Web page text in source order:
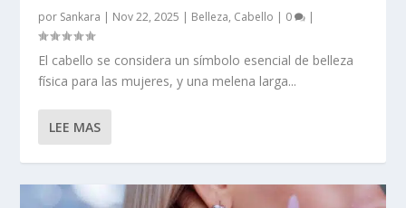
por Sankara | Nov 22, 2025 | Belleza, Cabello | 0 |
El cabello se considera un símbolo esencial de belleza
física para las mujeres, y una melena larga...
LEE MAS